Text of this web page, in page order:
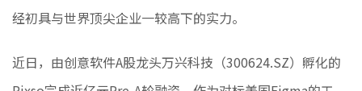
经初具与世界顶尖企业一较高下的实力。
近日，由创意软件A股龙头万兴科技（300624.SZ）孵化的